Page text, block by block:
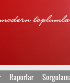
Raporlar